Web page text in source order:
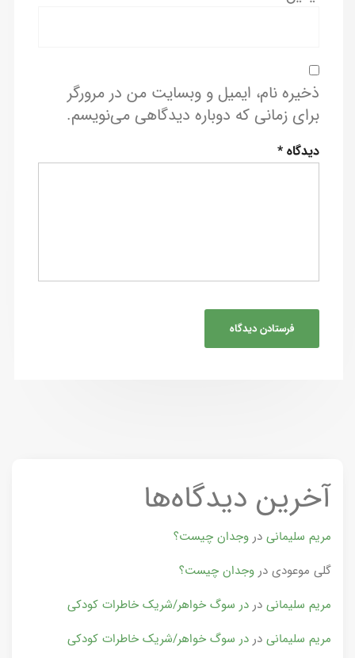
ذخیره نام، ایمیل و وبسایت من در مرورگر
برای زمانی که دوباره دیدگاهی می‌نویسم.
دیدگاه*
آخرین دیدگاه‌ها
مریم سلیمانی در وجدان چیست؟
گلی موعودی در وجدان چیست؟
مریم سلیمانی در در سوگ خواهر/شریک خاطرات کودکی
مریم سلیمانی در در سوگ خواهر/شریک خاطرات کودکی